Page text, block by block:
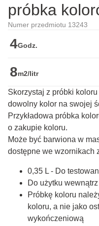
próbka
Numer przedmiotu 13243
4Godz.
8m2/litr
Skorzystaj z próbki
dowolny kolor na swojej
Przykładowa próbka
o zakupie koloru.
Może być barwiona w
dostępne we wzornikach
0,35 L - Do
Do użytku
Próbkę koloru
koloru, a nie jako
wykończeniową